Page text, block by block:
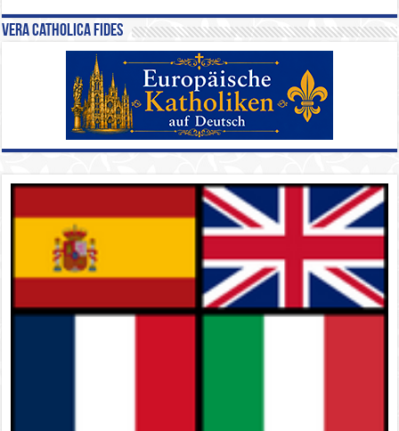
Vera Catholica Fides